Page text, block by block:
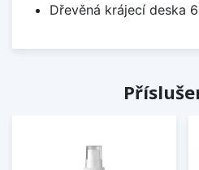
Dřevěná krájecí deska